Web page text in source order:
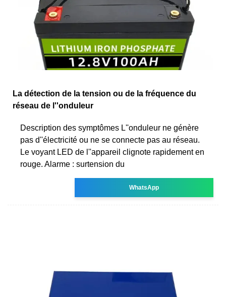
La détection de la tension ou de la fréquence du
réseau de l''onduleur
Description des symptômes L''onduleur ne génère
pas d''électricité ou ne se connecte pas au réseau.
Le voyant LED de l''appareil clignote rapidement en
rouge. Alarme : surtension du
WhatsApp